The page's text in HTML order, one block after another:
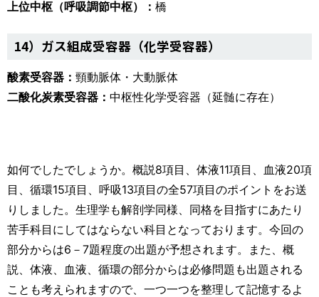
上位中枢（呼吸調節中枢）： 橋
14）ガス組成受容器（化学受容器）
酸素受容器： 頸動脈体・大動脈体
二酸化炭素受容器： 中枢性化学受容器（延髄に存在）
如何でしたでしょうか。概説8項目、体液11項目、血液20項
目、循環15項目、呼吸13項目の全57項目のポイントをお送
りしました。生理学も解剖学同様、同格を目指すにあたり
苦手科目にしてはならない科目となっております。今回の
部分からは6－7題程度の出題が予想されます。また、概
説、体液、血液、循環の部分からは必修問題も出題される
ことも考えられますので、一つ一つを整理して記憶するよ